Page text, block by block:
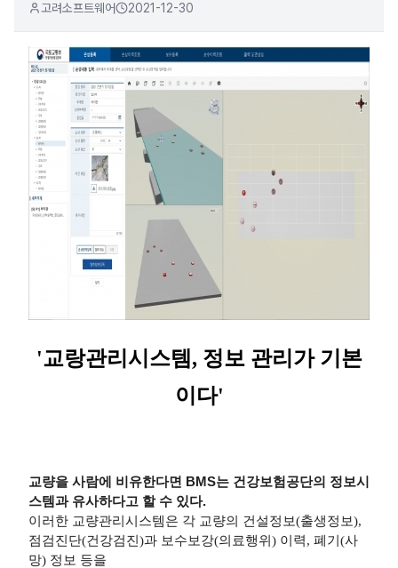
고려소프트웨어 2021-12-30